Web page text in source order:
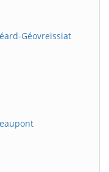
Géovreissiat